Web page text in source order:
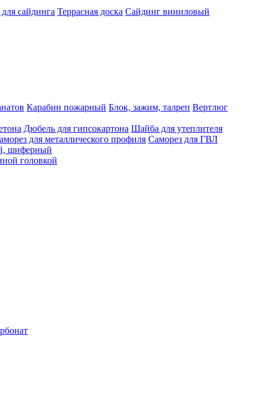
сайдинга Террасная доска Сайдинг виниловый
Карабин пожарный Блок, зажим, талреп Вертлюг
Дюбель для гипсокартона Шайба для утеплителя
для металлического профиля Саморез для ГВЛ
шиферный
головкой